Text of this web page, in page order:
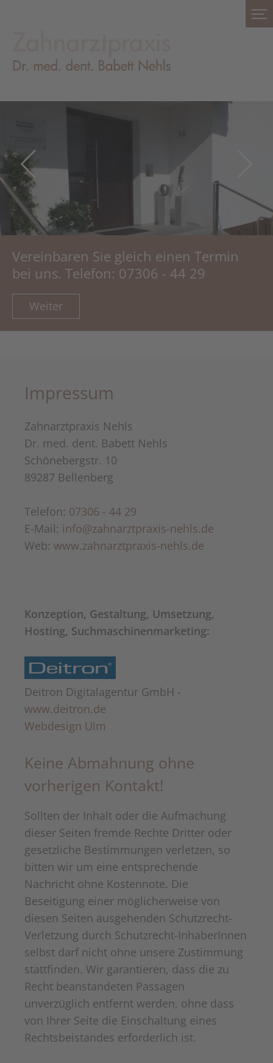
Vereinbaren Sie gleich einen Termin
bei uns. Telefon: 07306 - 44 29
Weiter
Impressum
Zahnarztpraxis Nehls
Dr. med. dent. Babett Nehls
Schönebergstr. 10
89287 Bellenberg
Telefon: 07306 - 44 29
E-Mail: info@​zahnarztpraxis⁠-⁠nehls.de
Web: www.zahnarztpraxis-nehls.de
Konzeption, Gestaltung, Umsetzung,
Hosting, Suchmaschinenmarketing:
Deitron Digitalagentur GmbH -
www.deitron.de
Webdesign Ulm
Keine Abmahnung ohne
vorherigen Kontakt!
Sollten der Inhalt oder die Aufmachung
dieser Seiten fremde Rechte Dritter oder
gesetzliche Bestimmungen verletzen, so
bitten wir um eine entsprechende
Nachricht ohne Kostennote. Die
Beseitigung einer möglicherweise von
diesen Seiten ausgehenden Schutzrecht-
Verletzung durch Schutzrecht-InhaberInnen
selbst darf nicht ohne unsere Zustimmung
stattfinden. Wir garantieren, dass die zu
Recht beanstandeten Passagen
unverzüglich entfernt werden, ohne dass
von Ihrer Seite die Einschaltung eines
Rechtsbeistandes erforderlich ist.